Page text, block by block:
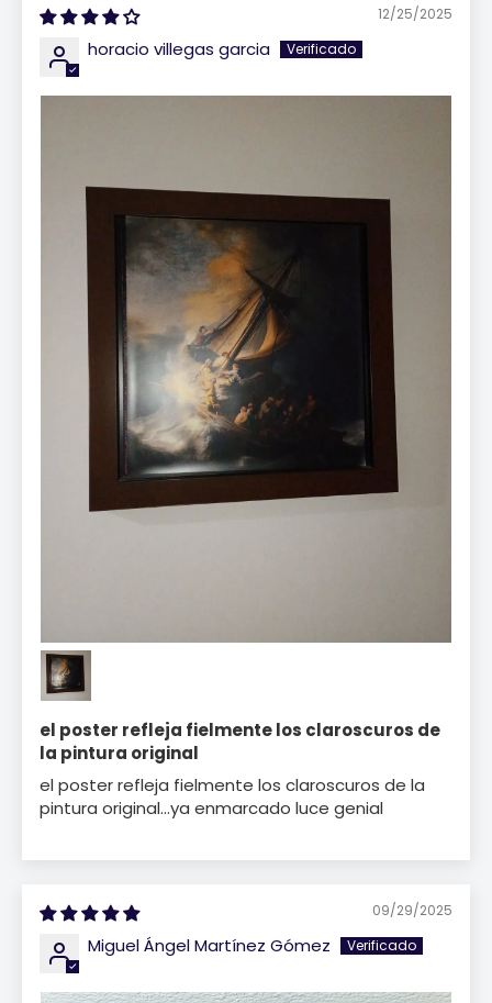
12/25/2025
horacio villegas garcia
el poster refleja fielmente los claroscuros de
la pintura original
el poster refleja fielmente los claroscuros de la
pintura original...ya enmarcado luce genial
09/29/2025
Miguel Ángel Martínez Gómez